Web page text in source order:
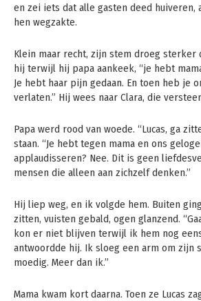
en zei iets dat alle gasten deed huiveren,
hen wegzakte.
Klein maar recht, zijn stem droeg sterker
hij terwijl hij papa aankeek, “je hebt
Je hebt haar pijn gedaan. En toen heb je
verlaten.” Hij wees naar Clara, die
Papa werd rood van woede. “Lucas, ga
staan. “Je hebt tegen mama en ons
applaudisseren? Nee. Dit is geen
mensen die alleen aan zichzelf denken.”
Hij liep weg, en ik volgde hem. Buiten
zitten, vuisten gebald, ogen glanzend.
kon er niet blijven terwijl ik hem nog
antwoordde hij. Ik sloeg een arm om zijn
moedig. Meer dan ik.”
Mama kwam kort daarna. Toen ze Lucas